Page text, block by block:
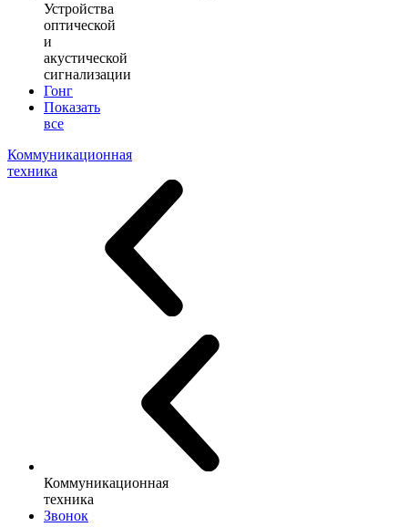
Устройства
оптической
и
акустической
сигнализации
Гонг
Показать
все
Коммуникационная
техника
Коммуникационная
техника
Звонок